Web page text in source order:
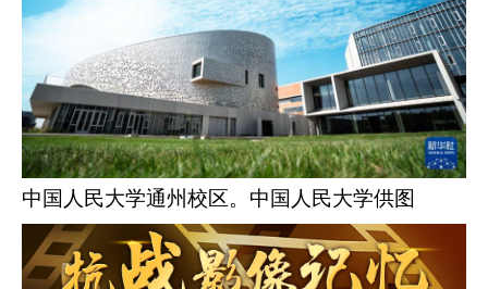
中国人民大学通州校区。中国人民大学供图